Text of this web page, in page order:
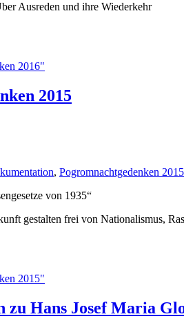
Ausreden und ihre Wiederkehr
2016"
2015
, Pogromnachtgedenken 2015
von 1935“
gestalten frei von Nationalismus,
2015"
Hans Josef Maria